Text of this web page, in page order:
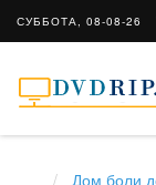
СУББОТА, 08-08-26
Дом боли